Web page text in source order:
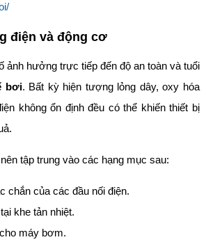
điện và động cơ
ảnh hưởng trực tiếp đến độ an toàn và tuổi
bơi. Bất kỳ hiện tượng lỏng dây, oxy hóa
không ổn định đều có thể khiến thiết bị
tập trung vào các hạng mục sau:
chắn của các đầu nối điện.
khe tản nhiệt.
máy bơm.